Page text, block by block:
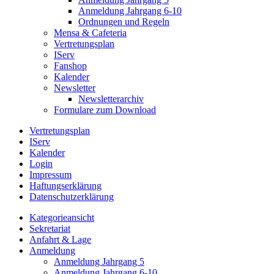
Anmeldung Jahrgang 6-10
Ordnungen und Regeln
Mensa & Cafeteria
Vertretungsplan
IServ
Fanshop
Kalender
Newsletter
Newsletterarchiv
Formulare zum Download
Vertretungsplan
IServ
Kalender
Login
Impressum
Haftungserklärung
Datenschutzerklärung
Kategorieansicht
Sekretariat
Anfahrt & Lage
Anmeldung
Anmeldung Jahrgang 5